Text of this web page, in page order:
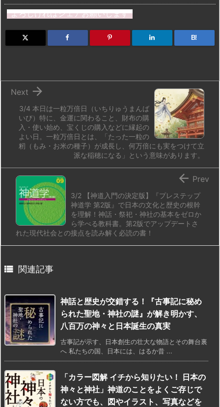
st
o
d
e
s
k
e
a
d
m
bl
r
b
o
ar
n
dr
o
よろしければシェアお願いします
B!
3/4 本日は一粒万倍日（いちりゅうまんば
いび）特に、金運に関わること、財布の購
入・使い始め、宝くじの購入などに縁起の
よい日。一粒万倍日とは、「たった一粒の
籾（もみ・お米の種子）が成長し、何万倍にも実をつけて立
派な稲穂になる」という意味があります。

Next
3/2 【神道入門の決定版】『プレステップ
神道学 第2版』で日本の文化と歴史の根幹
を理解！神話・祭祀・神社の基本をゼロか
ら学べる教科書。第2版でアップデートさ
れた現代社会との接点を読み解く必読の書！
 Prev
 関連記事
神話と歴史が交錯する！『古事記に秘め
られた聖地・神社の謎』が解き明かす、
八百万の神々と日本誕生の真実
古事記が示す、日本創生の壮大な物語とその舞台裏
へ 私たちの国、日本には、はるか昔 ...
「カラー図解 イチから知りたい！ 日本の
神々と神社」神道のことをよくご存じで
ない方でも、図やイラスト、写真などを